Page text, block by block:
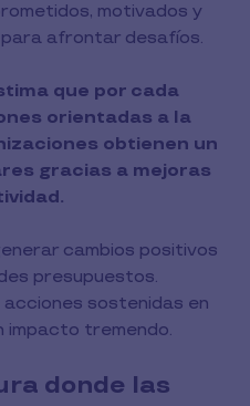
motivados y
afrontar desafíos.
que por cada
orientadas a la
obtienen un
gracias a mejoras
cambios positivos
presupuestos.
sostenidas en
impacto tremendo.
donde las